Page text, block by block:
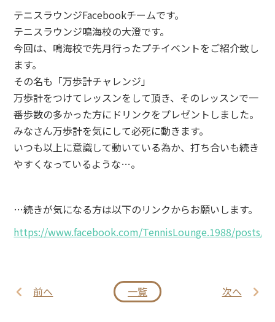
テニスラウンジFacebookチームです。
テニスラウンジ鳴海校の大澄です。
今回は、鳴海校で先月行ったプチイベントをご紹介致し
ます。
その名も「万歩計チャレンジ」
万歩計をつけてレッスンをして頂き、そのレッスンで一
番歩数の多かった方にドリンクをプレゼントしました。
みなさん万歩計を気にして必死に動きます。
いつも以上に意識して動いている為か、打ち合いも続き
やすくなっているような…。
…続きが気になる方は以下のリンクからお願いします。
https://www.facebook.com/TennisLounge.1988/posts/
前へ 一覧 次へ